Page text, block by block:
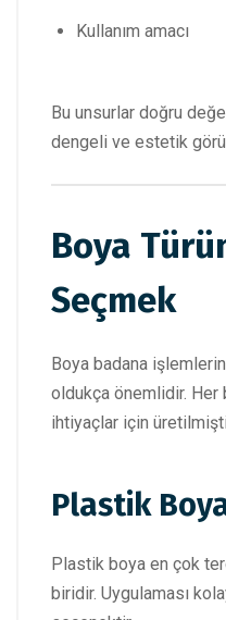
Kullanım amacı
Bu unsurlar doğru
dengeli ve estetik
Boya
Seçmek
Boya badana
oldukça önemlidir. Her
ihtiyaçlar için
Plastik
Plastik boya en çok
biridir. Uygulaması